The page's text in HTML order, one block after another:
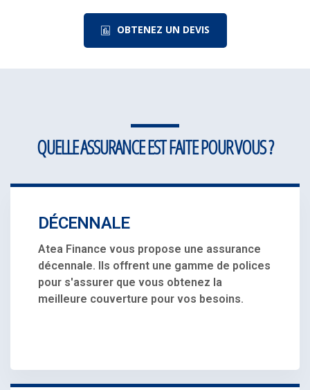
OBTENEZ UN DEVIS
QUELLE ASSURANCE EST FAITE POUR VOUS ?
DÉCENNALE
Atea Finance vous propose une assurance
décennale. Ils offrent une gamme de polices
pour s'assurer que vous obtenez la
meilleure couverture pour vos besoins.